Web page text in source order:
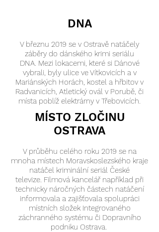
DNA
V březnu 2019 se v Ostravě natáčely
záběry do dánského krimi seriálu
DNA. Mezi lokacemi, které si Dánové
vybrali, byly ulice ve Vítkovicích a v
Mariánských Horách, kostel a hřbitov v
Radvanicích, Atletický ovál v Porubě, či
místa poblíž elektrárny v Třebovicích.
MÍSTO ZLOČINU
OSTRAVA
V průběhu celého roku 2019 se na
mnoha místech Moravskoslezského kraje
natáčel kriminální seriál České
televize. Filmová kancelář například při
technicky náročných částech natáčení
informovala a zajišťovala spolupráci
místních složek Integrovaného
záchranného systému či Dopravního
podniku Ostrava.